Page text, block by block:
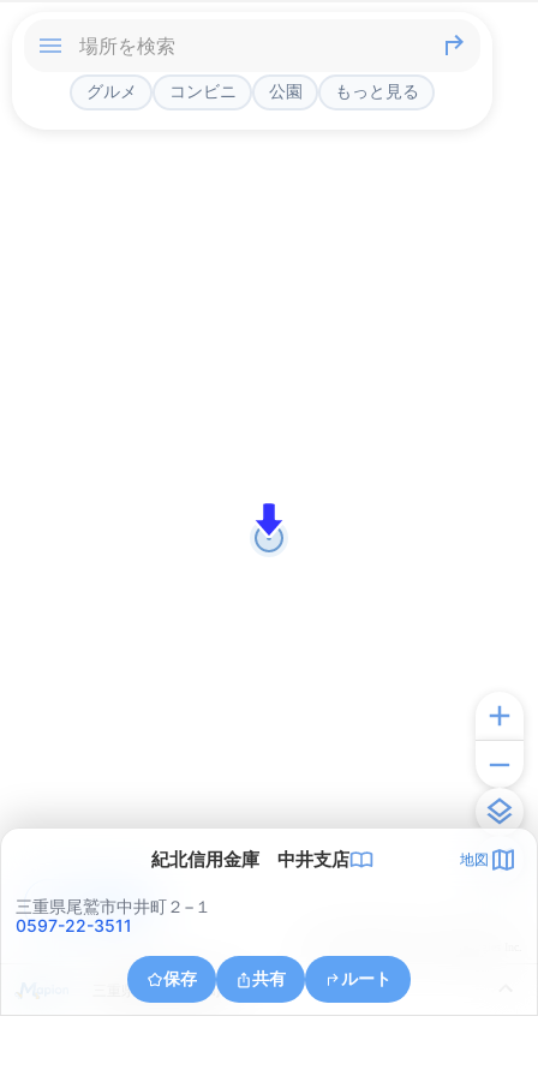
グルメ コンビニ 公園 もっと見る
紀北信用金庫 中井支店 地図
三重県尾鷲市中井町２−１
0597-22-3511
保存 共有 ルート
三重県尾鷲市南陽町６
アプリで見る